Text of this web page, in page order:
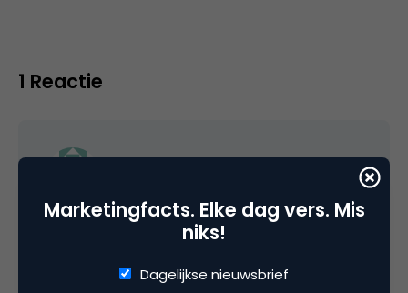
1 Reactie
Vincent en Rod kwamen er niet uit:
Rod Beckstrom: “Onstuitbare opkomst van
Marketingfacts. Elke dag vers. Mis
niks!
Dagelijkse nieuwsbrief